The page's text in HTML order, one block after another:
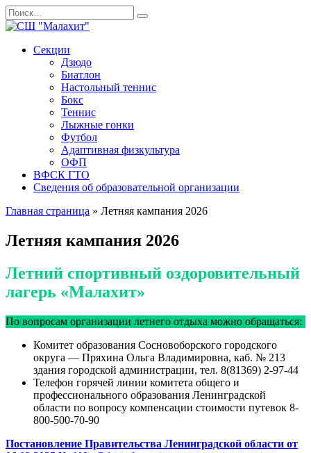
Перейти
к
Search
for:
Секции
Дзюдо
Биатлон
Настольный теннис
Бокс
Теннис
Лыжные гонки
Футбол
Адаптивная физкультура
ОФП
ВФСК ГТО
Сведения об образовательной организации
Главная страница » Летняя кампания 2026
Летняя кампания 2026
Летний спортивный оздоровительный
лагерь «Малахит»
По вопросам организации летнего отдыха можно обращаться:
Комитет образования Сосновоборского городского
округа — Пряхина Ольга Владимировна, каб. № 213
здания городской администрации, тел. 8(81369) 2-97-44
Телефон горячей линии комитета общего и
профессионального образования Ленинградской
области по вопросу компенсации стоимости путевок 8-
800-500-70-90
Постановление Правительства Ленинградской области от